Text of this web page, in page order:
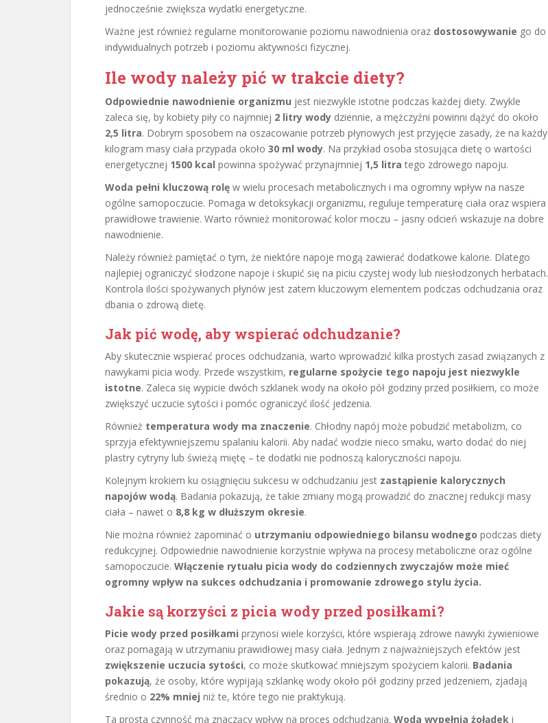
jednocześnie zwiększa wydatki energetyczne.
Ważne jest również regularne monitorowanie poziomu nawodnienia oraz dostosowywanie go do
indywidualnych potrzeb i poziomu aktywności fizycznej.
Ile wody należy pić w trakcie diety?
Odpowiednie nawodnienie organizmu jest niezwykle istotne podczas każdej diety. Zwykle
zaleca się, by kobiety piły co najmniej 2 litry wody dziennie, a mężczyźni powinni dążyć do około
2,5 litra. Dobrym sposobem na oszacowanie potrzeb płynowych jest przyjęcie zasady, że na każdy
kilogram masy ciała przypada około 30 ml wody. Na przykład osoba stosująca dietę o wartości
energetycznej 1500 kcal powinna spożywać przynajmniej 1,5 litra tego zdrowego napoju.
Woda pełni kluczową rolę w wielu procesach metabolicznych i ma ogromny wpływ na nasze
ogólne samopoczucie. Pomaga w detoksykacji organizmu, reguluje temperaturę ciała oraz wspiera
prawidłowe trawienie. Warto również monitorować kolor moczu – jasny odcień wskazuje na dobre
nawodnienie.
Należy również pamiętać o tym, że niektóre napoje mogą zawierać dodatkowe kalorie. Dlatego
najlepiej ograniczyć słodzone napoje i skupić się na piciu czystej wody lub niesłodzonych herbatach.
Kontrola ilości spożywanych płynów jest zatem kluczowym elementem podczas odchudzania oraz
dbania o zdrową dietę.
Jak pić wodę, aby wspierać odchudzanie?
Aby skutecznie wspierać proces odchudzania, warto wprowadzić kilka prostych zasad związanych z
nawykami picia wody. Przede wszystkim, regularne spożycie tego napoju jest niezwykle
istotne. Zaleca się wypicie dwóch szklanek wody na około pół godziny przed posiłkiem, co może
zwiększyć uczucie sytości i pomóc ograniczyć ilość jedzenia.
Również temperatura wody ma znaczenie. Chłodny napój może pobudzić metabolizm, co
sprzyja efektywniejszemu spalaniu kalorii. Aby nadać wodzie nieco smaku, warto dodać do niej
plastry cytryny lub świeżą miętę – te dodatki nie podnoszą kaloryczności napoju.
Kolejnym krokiem ku osiągnięciu sukcesu w odchudzaniu jest zastąpienie kalorycznych
napojów wodą. Badania pokazują, że takie zmiany mogą prowadzić do znacznej redukcji masy
ciała – nawet o 8,8 kg w dłuższym okresie.
Nie można również zapominać o utrzymaniu odpowiedniego bilansu wodnego podczas diety
redukcyjnej. Odpowiednie nawodnienie korzystnie wpływa na procesy metaboliczne oraz ogólne
samopoczucie. Włączenie rytuału picia wody do codziennych zwyczajów może mieć
ogromny wpływ na sukces odchudzania i promowanie zdrowego stylu życia.
Jakie są korzyści z picia wody przed posiłkami?
Picie wody przed posiłkami przynosi wiele korzyści, które wspierają zdrowe nawyki żywieniowe
oraz pomagają w utrzymaniu prawidłowej masy ciała. Jednym z najważniejszych efektów jest
zwiększenie uczucia sytości, co może skutkować mniejszym spożyciem kalorii. Badania
pokazują, że osoby, które wypijają szklankę wody około pół godziny przed jedzeniem, zjadają
średnio o 22% mniej niż te, które tego nie praktykują.
Ta prosta czynność ma znaczący wpływ na proces odchudzania. Woda wypełnia żołądek i